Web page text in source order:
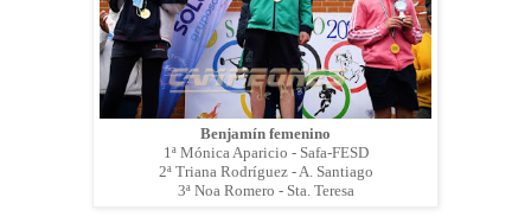
Benjamín femenino
1ª Mónica Aparicio - Safa-FESD
2ª Triana Rodríguez - A. Santiago
3ª Noa Romero - Sta. Teresa